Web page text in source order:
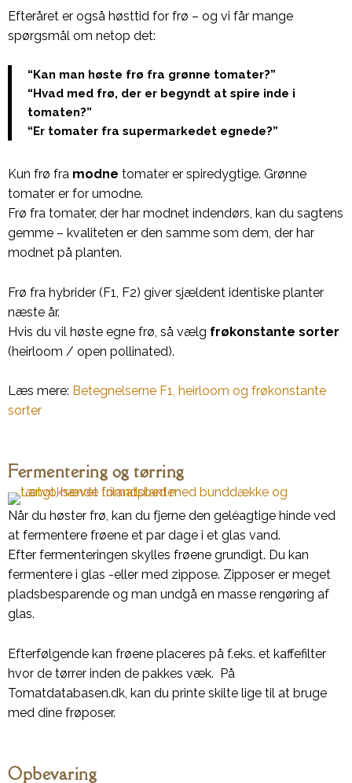
Efteråret er også høsttid for frø – og vi får mange
spørgsmål om netop det:
“Kan man høste frø fra grønne tomater?”
“Hvad med frø, der er begyndt at spire inde i
tomaten?”
“Er tomater fra supermarkedet egnede?”
Kun frø fra modne tomater er spiredygtige. Grønne
tomater er for umodne.
Frø fra tomater, der har modnet indendørs, kan du sagtens
gemme – kvaliteten er den samme som dem, der har
modnet på planten.
Frø fra hybrider (F1, F2) giver sjældent identiske planter
næste år.
Hvis du vil høste egne frø, så vælg frøkonstante sorter
(heirloom / open pollinated).
Læs mere: Betegnelserne F1, heirloom og frøkonstante
sorter
Fermentering og tørring
Når du høster frø, kan du fjerne den geléagtige hinde ved
at fermentere frøene et par dage i et glas vand.
Efter fermenteringen skylles frøene grundigt. Du kan
fermentere i glas -eller med zippose. Zipposer er meget
pladsbesparende og man undgå en masse rengøring af
glas.
Efterfølgende kan frøene placeres på f.eks. et kaffefilter
hvor de tørrer inden de pakkes væk. På
Tomatdatabasen.dk, kan du printe skilte lige til at bruge
med dine frøposer.
Opbevaring